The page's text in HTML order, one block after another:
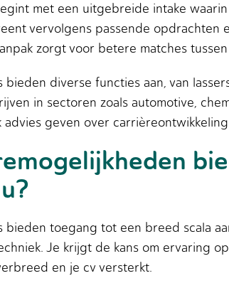
met een uitgebreide intake
vervolgens passende
zorgt voor betere matches
bieden diverse functies aan, van
in sectoren zoals automotive,
advies geven over
bieden toegang tot een breed scala
Je krijgt de kans om ervaring
en je cv versterkt.